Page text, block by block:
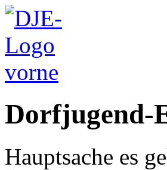
Dorfjugend-
Hauptsache es